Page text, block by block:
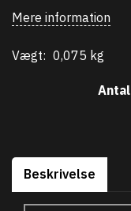
Mere information
Vægt: 0,075 kg
Antal
Beskrivelse